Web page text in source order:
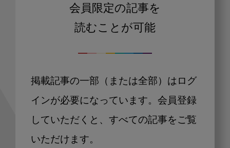
会員限定の記事を
読むことが可能
掲載記事の一部（または全部）はログ
インが必要になっています。会員登録
していただくと、すべての記事をご覧
いただけます。